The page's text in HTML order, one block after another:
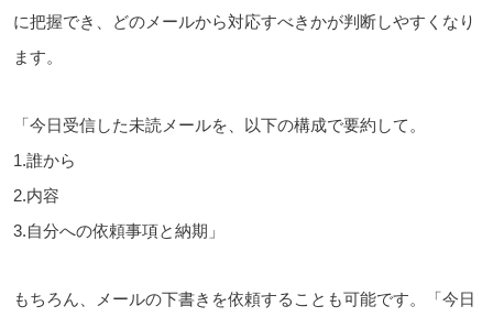
に把握でき、どのメールから対応すべきかが判断しやすくなり
ます。
「今日受信した未読メールを、以下の構成で要約して。
1.誰から
2.内容
3.自分への依頼事項と納期」
もちろん、メールの下書きを依頼することも可能です。「今日